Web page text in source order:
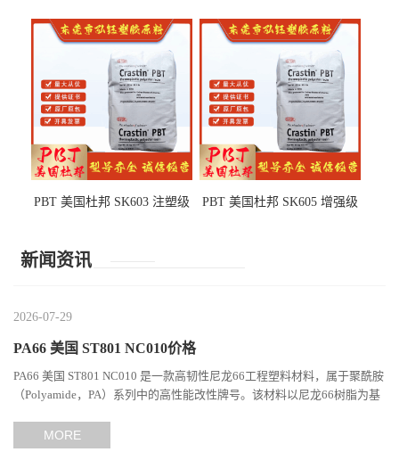
部件
PBT 美国杜邦 SK603 注塑级
PBT 美国杜邦 SK605 增强级
新闻资讯
2026-07-29
PA66 美国 ST801 NC010价格
PA66 美国 ST801 NC010 是一款高韧性尼龙66工程塑料材料，属于聚酰胺
（Polyamide，PA）系列中的高性能改性牌号。该材料以尼龙66树脂为基
MORE